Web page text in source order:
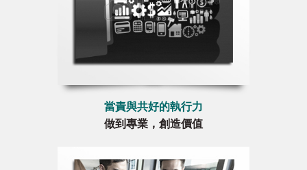
當責與共好的執行力
做到專業，創造價值